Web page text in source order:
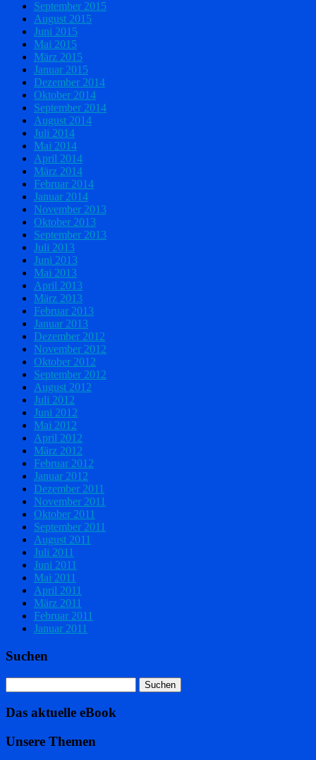
September 2015
August 2015
Juni 2015
Mai 2015
März 2015
Januar 2015
Dezember 2014
Oktober 2014
September 2014
August 2014
Juli 2014
Mai 2014
April 2014
März 2014
Februar 2014
Januar 2014
November 2013
Oktober 2013
September 2013
Juli 2013
Juni 2013
Mai 2013
April 2013
März 2013
Februar 2013
Januar 2013
Dezember 2012
November 2012
Oktober 2012
September 2012
August 2012
Juli 2012
Juni 2012
Mai 2012
April 2012
März 2012
Februar 2012
Januar 2012
Dezember 2011
November 2011
Oktober 2011
September 2011
August 2011
Juli 2011
Juni 2011
Mai 2011
April 2011
März 2011
Februar 2011
Januar 2011
Suchen
Das aktuelle eBook
Unsere Themen